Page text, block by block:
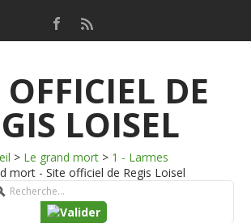
OFFICIEL DE
LOISEL
> Le grand mort > 1 - Larmes
mort - Site officiel de Regis Loisel